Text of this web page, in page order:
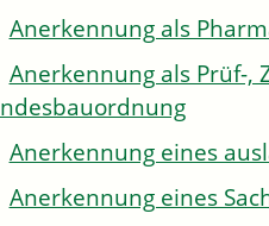
Anerkennung als
Anerkennung als Prüf-,
Anerkennung eines
Anerkennung eines